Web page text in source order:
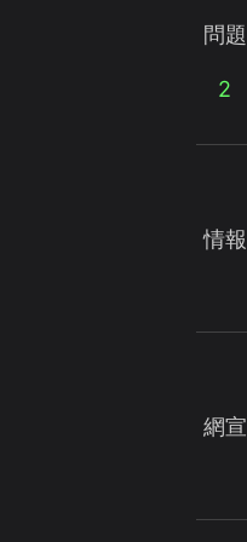
問題
2
情報
網宣